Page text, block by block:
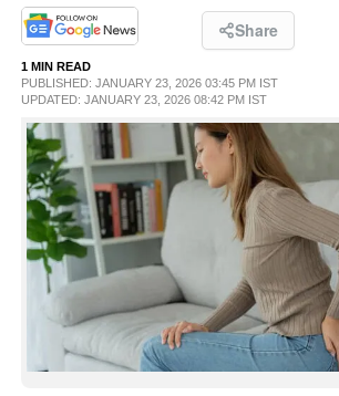
PHOTOS
LIFESTYLE
SPIRITUAL
INFO+
ART
ASTRO
Share
1 MIN READ
PUBLISHED: JANUARY 23, 2026 03:45 PM IST
UPDATED: JANUARY 23, 2026 08:42 PM IST